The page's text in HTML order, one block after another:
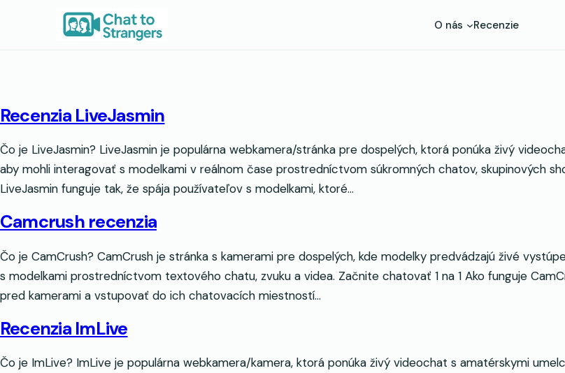
O nás Recenzie
Recenzia LiveJasmin
Čo je LiveJasmin? LiveJasmin je populárna webkamera/stránka pre dospelých, ktorá ponúka živý
aby mohli interagovať s modelkami v reálnom čase prostredníctvom súkromných chatov, skupinových
LiveJasmin funguje tak, že spája používateľov s modelkami, ktoré…
Camcrush recenzia
Čo je CamCrush? CamCrush je stránka s kamerami pre dospelých, kde modelky predvádzajú živé
s modelkami prostredníctvom textového chatu, zvuku a videa. Začnite chatovať 1 na 1 Ako funguje
pred kamerami a vstupovať do ich chatovacích miestností…
Recenzia ImLive
Čo je ImLive? ImLive je populárna webkamera/kamera, ktorá ponúka živý videochat s amatérskymi